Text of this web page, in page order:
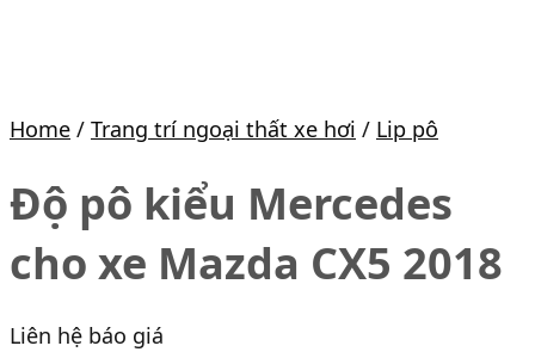
Home / Trang trí ngoại thất xe hơi / Lip pô
Độ pô kiểu Mercedes
cho xe Mazda CX5 2018
Liên hệ báo giá